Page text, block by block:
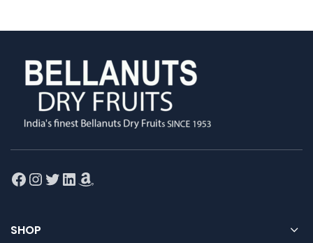
Facebook
Instagram
Twitter
LinkedIn
Amazon
SHOP